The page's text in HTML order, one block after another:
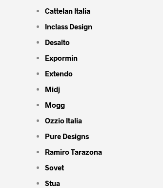
Cattelan Italia
Inclass Design
Desalto
Expormin
Extendo
Midj
Mogg
Ozzio Italia
Pure Designs
Ramiro Tarazona
Sovet
Stua